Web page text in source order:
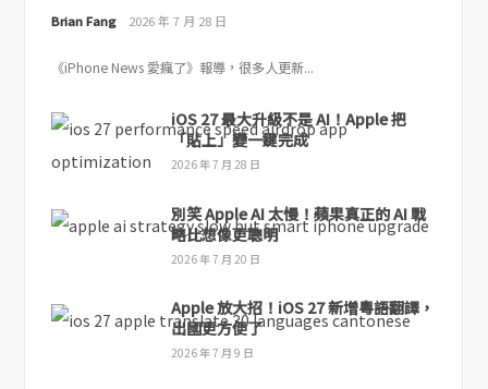
Brian Fang 2026 年 7 月 28 日
《iPhone News 愛瘋了》報導，很多人更新...
iOS 27 最大升級不是 AI！Apple 把
「貼上」變一鍵完成
2026 年 7 月 28 日
別笑 Apple AI 太慢！蘋果真正的 AI 戰
略比想像更聰明
2026 年 7 月 20 日
Apple 放大招！iOS 27 新增粵語翻譯，
出國更方便了
2026 年 7 月 9 日